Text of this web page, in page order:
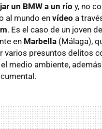
un BMW a un río y, no
al mundo en vídeo a
. Es el caso de un joven
en Marbella (Málaga),
varios presuntos delitos
medio ambiente,